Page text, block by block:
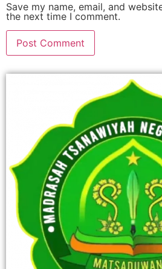
Save my name, email, and
the next time I comment.